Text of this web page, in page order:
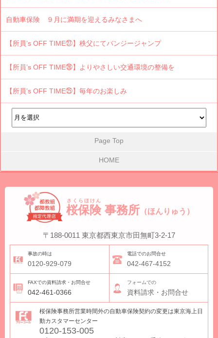
自動車保険 ９月に満期を迎えるみなさまへ
【所員’s OFF TIME㉗】秩父にてバンジージャンプ
【所員’s OFF TIME㉖】よりやさしい交通環境の整備を
【所員’s OFF TIME㉕】毎年のお楽しみ
Page Top
HOME
桜保険
さくらほけん
事務所 （ほんりゅう）
〒188-0011 東京都西東京市田無町3-2-17
事故の時は
0120-929-079
電話でのお問合せ
042-467-4152
FAXでの資料請求・お問合せ
042-461-0366
フォームでの
資料請求・お問合せ
桜保険事務所営業時間外の自動車保険契約の変更は東京海上日
動カスタマーセンター
0120-153-005